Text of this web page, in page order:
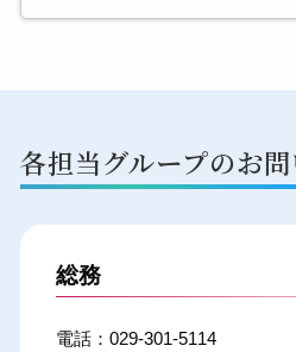
各担当グループのお
総務
029-301-5114